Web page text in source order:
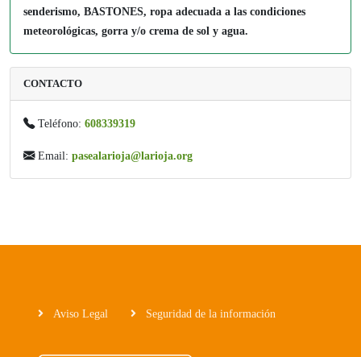
senderismo, BASTONES, ropa adecuada a las condiciones
meteorológicas, gorra y/o crema de sol y agua.
CONTACTO
Teléfono: 608339319
Email: pasealarioja@larioja.org
Aviso Legal Seguridad de la información